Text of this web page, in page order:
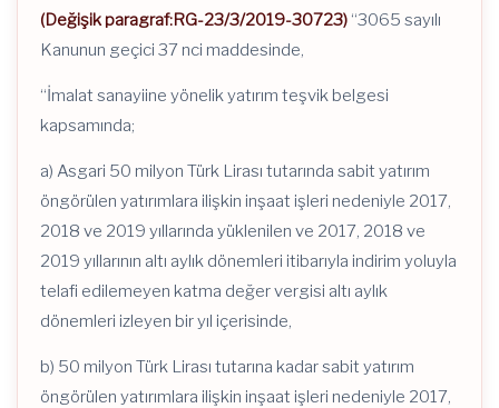
(Değişik paragraf:RG-23/3/2019-30723) “3065 sayılı
Kanunun geçici 37 nci maddesinde,
“İmalat sanayiine yönelik yatırım teşvik belgesi
kapsamında;
a) Asgari 50 milyon Türk Lirası tutarında sabit yatırım
öngörülen yatırımlara ilişkin inşaat işleri nedeniyle 2017,
2018 ve 2019 yıllarında yüklenilen ve 2017, 2018 ve
2019 yıllarının altı aylık dönemleri itibarıyla indirim yoluyla
telafi edilemeyen katma değer vergisi altı aylık
dönemleri izleyen bir yıl içerisinde,
b) 50 milyon Türk Lirası tutarına kadar sabit yatırım
öngörülen yatırımlara ilişkin inşaat işleri nedeniyle 2017,